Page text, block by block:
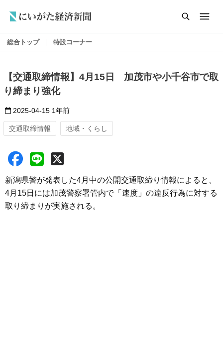
総合トップ 特設コーナー
【交通取締情報】4月15日 加茂市や小千谷市で取
り締まり強化
2025-04-15 1年前
交通取締情報 地域・くらし
新潟県警が発表した4月中の公開交通取締り情報によると、
4月15日には加茂警察署管内で「速度」の違反行為に対する
取り締まりが実施される。